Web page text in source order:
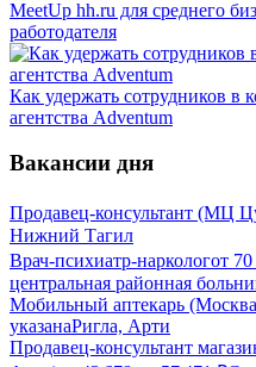
MeetUp hh.ru для среднего
работодателя
Как удержать сотрудников в
агентства Adventum
Вакансии дня
Продавец-консультант (МЦ
Нижний Тагил
Врач-психиатр-наркологот
центральная районная
Мобильный аптекарь
указанаРигла, Арти
Продавец-консультант